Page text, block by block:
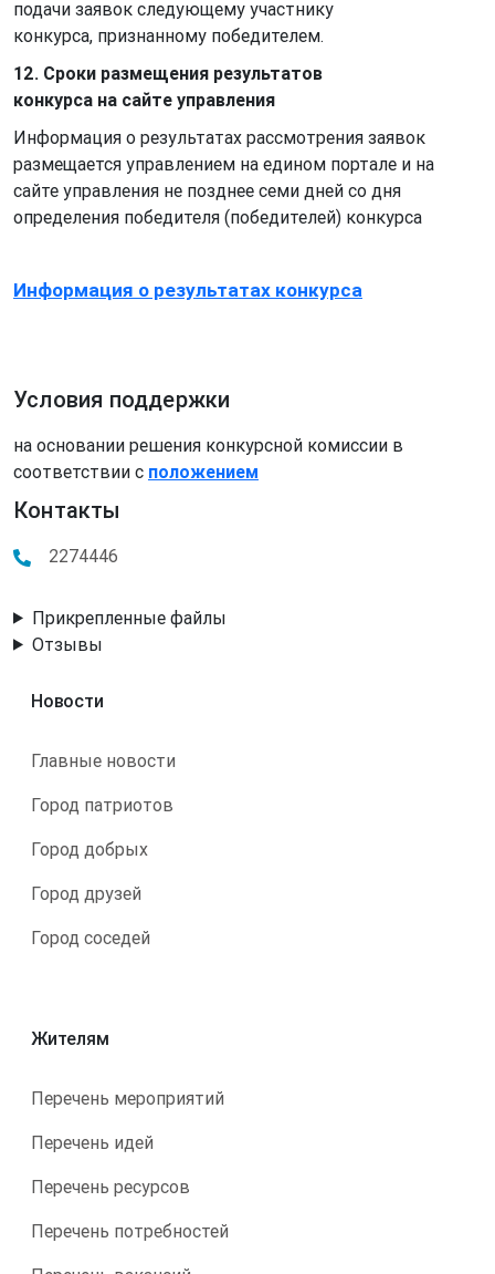
подачи заявок следующему участнику
конкурса, признанному победителем.
12. Сроки размещения результатов
конкурса на сайте управления
Информация о результатах рассмотрения заявок
размещается управлением на едином портале и на
сайте управления не позднее семи дней со дня
определения победителя (победителей) конкурса
Информация о результатах конкурса
Условия поддержки
на основании решения конкурсной комиссии в
соответствии с положением
Контакты
2274446
Прикрепленные файлы
Отзывы
Новости
Главные новости
Город патриотов
Город добрых
Город друзей
Город соседей
Жителям
Перечень мероприятий
Перечень идей
Перечень ресурсов
Перечень потребностей